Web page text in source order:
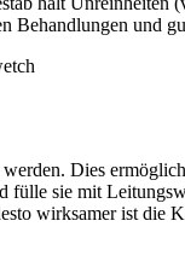
Behandlungen und
Dies
fülle sie mit
wirksamer ist die